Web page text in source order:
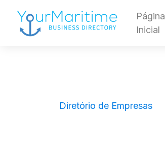
Página
Inicial
Diretório de Empresas